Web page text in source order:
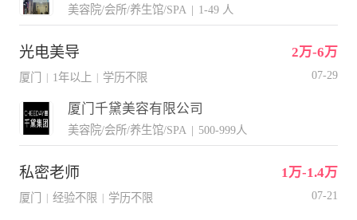
美容院/会所/养生馆/SPA | 1-49 人
光电美导 2万-6万
厦门 1年以上 学历不限 07-29
厦门千黛美容有限公司
美容院/会所/养生馆/SPA | 500-999人
私密老师 1万-1.4万
厦门 | 经验不限 | 学历不限 07-21